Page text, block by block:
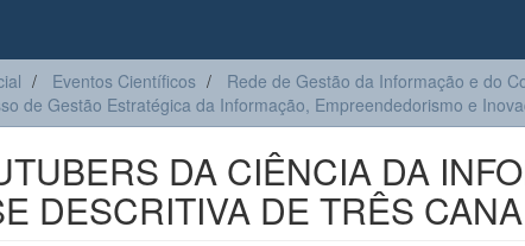
Eventos Científicos
Rede de Gestão da Informação e do
de Gestão Estratégica da Informação, Empreendedorismo e
DA CIÊNCIA DA
DESCRITIVA DE TRÊS